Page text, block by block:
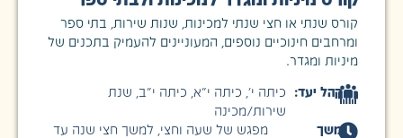
קורס שנתי או חצי שנתי למכינות, שנות שירות, בתי ספר
ומרחבים חינוכיים נוספים, המעוניינים להעמיק בתכנים של
מיניות ומגדר.
קהל יעד: כיתה י׳, כיתה י״א, כיתה י״ב, שנת
שירות/מכינה
משך
מפגש של שעה וחצי, למשך חצי שנה עד